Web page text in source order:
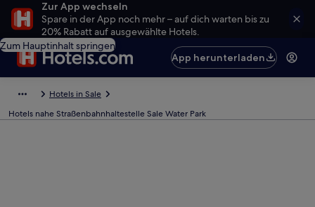
Zur App wechseln
Spare in der App noch mehr – auf dich warten bis zu
20% Rabatt auf ausgewählte Hotels.
Zum Hauptinhalt springen
App herunterladen
Hotels in Sale
Hotels nahe Straßenbahnhaltestelle Sale Water Park